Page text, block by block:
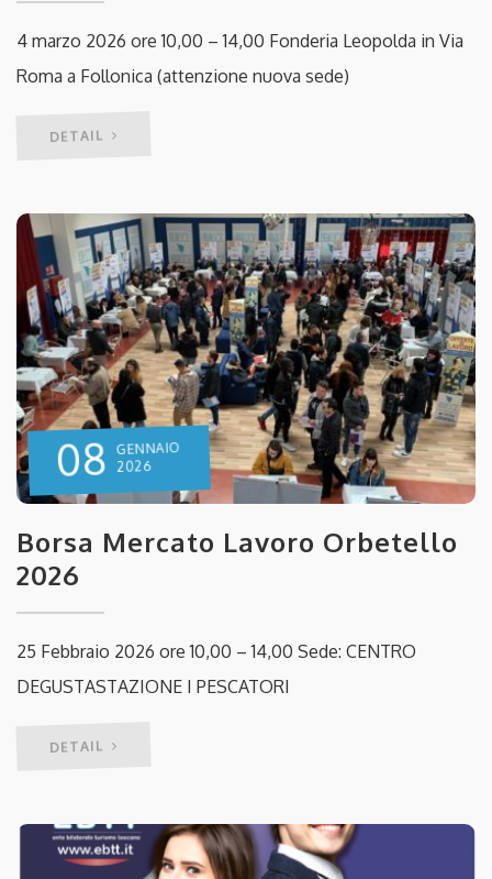
4 marzo 2026 ore 10,00 – 14,00 Fonderia Leopolda in Via
Roma a Follonica (attenzione nuova sede)
DETAIL
08 GENNAIO
2026
Borsa Mercato Lavoro Orbetello
2026
25 Febbraio 2026 ore 10,00 – 14,00 Sede: CENTRO
DEGUSTASTAZIONE I PESCATORI
DETAIL